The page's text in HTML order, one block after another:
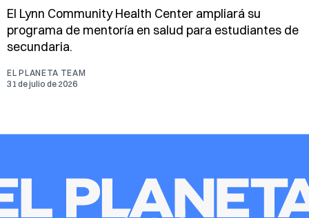
El Lynn Community Health Center ampliará su
programa de mentoría en salud para estudiantes de
secundaria.
EL PLANETA TEAM
31 de julio de 2026